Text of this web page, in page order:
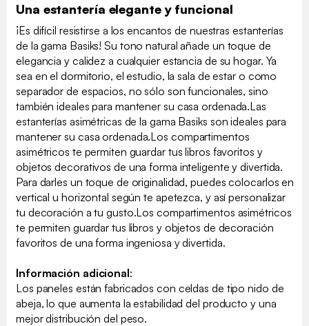
Una estantería elegante y funcional
¡Es difícil resistirse a los encantos de nuestras estanterías
de la gama Basiks! Su tono natural añade un toque de
elegancia y calidez a cualquier estancia de su hogar. Ya
sea en el dormitorio, el estudio, la sala de estar o como
separador de espacios, no sólo son funcionales, sino
también ideales para mantener su casa ordenada.Las
estanterías asimétricas de la gama Basiks son ideales para
mantener su casa ordenada.Los compartimentos
asimétricos te permiten guardar tus libros favoritos y
objetos decorativos de una forma inteligente y divertida.
Para darles un toque de originalidad, puedes colocarlos en
vertical u horizontal según te apetezca, y así personalizar
tu decoración a tu gusto.Los compartimentos asimétricos
te permiten guardar tus libros y objetos de decoración
favoritos de una forma ingeniosa y divertida.
Información adicional:
Los paneles están fabricados con celdas de tipo nido de
abeja, lo que aumenta la estabilidad del producto y una
mejor distribución del peso.